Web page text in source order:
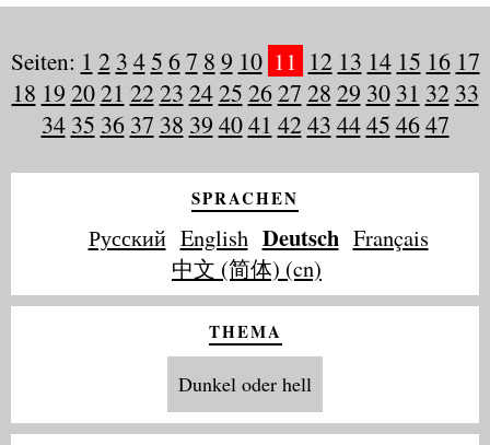
Seiten: 1 2 3 45 67 8 9 10 11 12 13 14 15 16 17
18 19 2021 2223 2425 2627 28 29 30 31 32 33
34 35 36 37 38 39 4041 4243 4445 4647
SPRACHEN
Русский English Deutsch Français
中文 (简体) (cn)
THEMA
Dunkel oder hell